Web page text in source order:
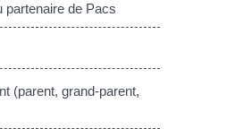
partenaire de Pacs
(parent, grand-parent,